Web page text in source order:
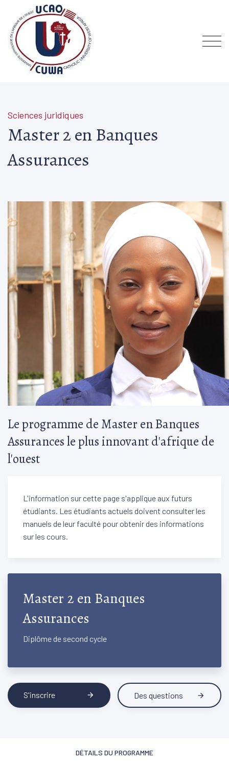
Sciences juridiques
Master 2 en Banques
Assurances
Le programme de Master en Banques
Assurances le plus innovant d'afrique de
l'ouest
L'information sur cette page s'applique aux futurs
étudiants. Les étudiants actuels doivent consulter les
manuels de leur faculté pour obtenir des informations
sur les cours.
Master 2 en Banques
Assurances
Diplôme de second cycle
S'inscrire arrow_forward Des questions arrow_forward
DÉTAILS DU PROGRAMME